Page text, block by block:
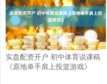
实盘配资开户 初中体育说课稿
《原地单手肩上投篮游戏》